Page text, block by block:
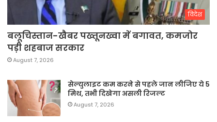
विदेश
बलूचिस्तान-खैबर पख्तूनख्वा में बगावत, कमजोर
पड़ी शहबाज सरकार
August 7, 2026
सेल्युलाइट कम करने से पहले जान लीजिए ये 5
मिथ, तभी दिखेगा असली रिजल्ट
August 7, 2026